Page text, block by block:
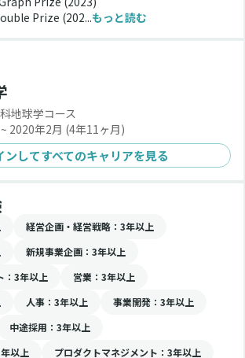
Prize (202...もっと読む
地球学コース
2020年2月 (4年11ヶ月)
ンしてすべてのキャリアを見る
経営企画・経営戦略 ：3年以上
新規事業企画 ：3年以上
：3年以上 営業 ：3年以上
人事 ：3年以上 事業開発 ：3年以上
中途採用 ：3年以上
年以上 プロダクトマネジメント ：3年以上